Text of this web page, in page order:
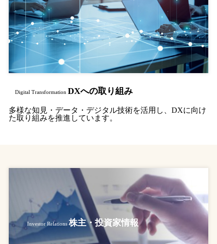
Digital Transformation DXへの取り組み
多様な知見・データ・デジタル技術を活用し、DXに向け
た取り組みを推進しています。
Investor Relations 株主・投資家情報